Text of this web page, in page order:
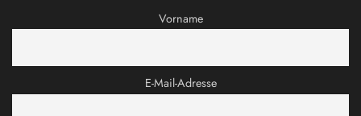
Vorname
E-Mail-Adresse